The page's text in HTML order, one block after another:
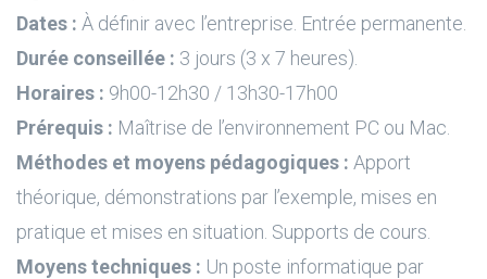
Dates : À définir avec l’entreprise. Entrée permanente.
Durée conseillée : 3 jours (3 x 7 heures).
Horaires : 9h00-12h30 / 13h30-17h00
Prérequis : Maîtrise de l’environnement PC ou Mac.
Méthodes et moyens pédagogiques : Apport
théorique, démonstrations par l’exemple, mises en
pratique et mises en situation. Supports de cours.
Moyens techniques : Un poste informatique par